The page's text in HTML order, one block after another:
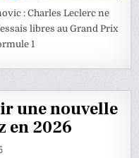
: Charles Leclerc ne
libres au Grand Prix
1
une nouvelle
en 2026